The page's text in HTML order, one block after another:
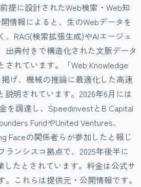
提に設計されたWeb検索・Web知
情報によると、生のWebデータを
、RAG(検索拡張生成)やAIエージェ
出典付きで構造化された文脈データ
されています。「Web Knowledge
げ、機械の推論に最適化した高速
説明されています。2026年6月には
を調達し、SpeedinvestとB Capital
FundやUnited Ventures、
Faceの関係者らが参加したと報じ
ランシスコ拠点で、2025年後半に
したとされています。料金は公式サ
。これらは提供元・公開情報です。